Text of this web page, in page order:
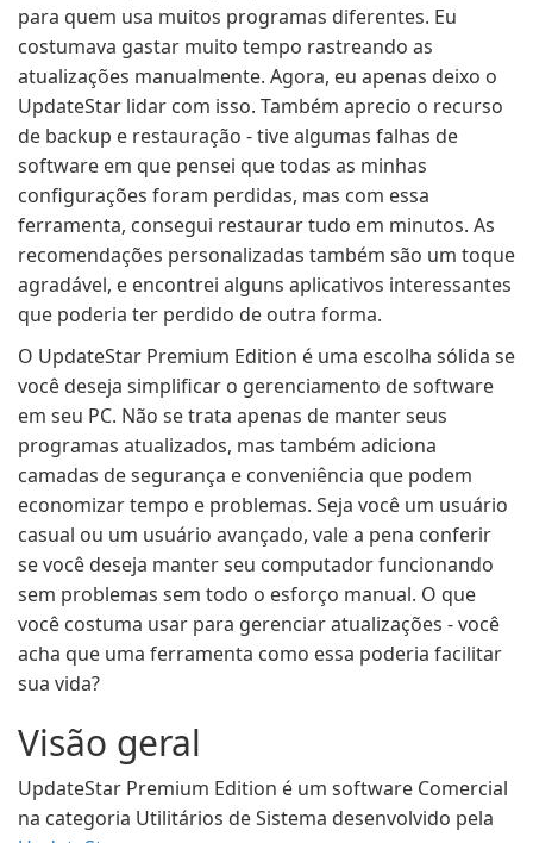
para quem usa muitos programas diferentes. Eu
costumava gastar muito tempo rastreando as
atualizações manualmente. Agora, eu apenas deixo o
UpdateStar lidar com isso. Também aprecio o recurso
de backup e restauração - tive algumas falhas de
software em que pensei que todas as minhas
configurações foram perdidas, mas com essa
ferramenta, consegui restaurar tudo em minutos. As
recomendações personalizadas também são um toque
agradável, e encontrei alguns aplicativos interessantes
que poderia ter perdido de outra forma.
O UpdateStar Premium Edition é uma escolha sólida se
você deseja simplificar o gerenciamento de software
em seu PC. Não se trata apenas de manter seus
programas atualizados, mas também adiciona
camadas de segurança e conveniência que podem
economizar tempo e problemas. Seja você um usuário
casual ou um usuário avançado, vale a pena conferir
se você deseja manter seu computador funcionando
sem problemas sem todo o esforço manual. O que
você costuma usar para gerenciar atualizações - você
acha que uma ferramenta como essa poderia facilitar
sua vida?
Visão geral
UpdateStar Premium Edition é um software Comercial
na categoria Utilitários de Sistema desenvolvido pela